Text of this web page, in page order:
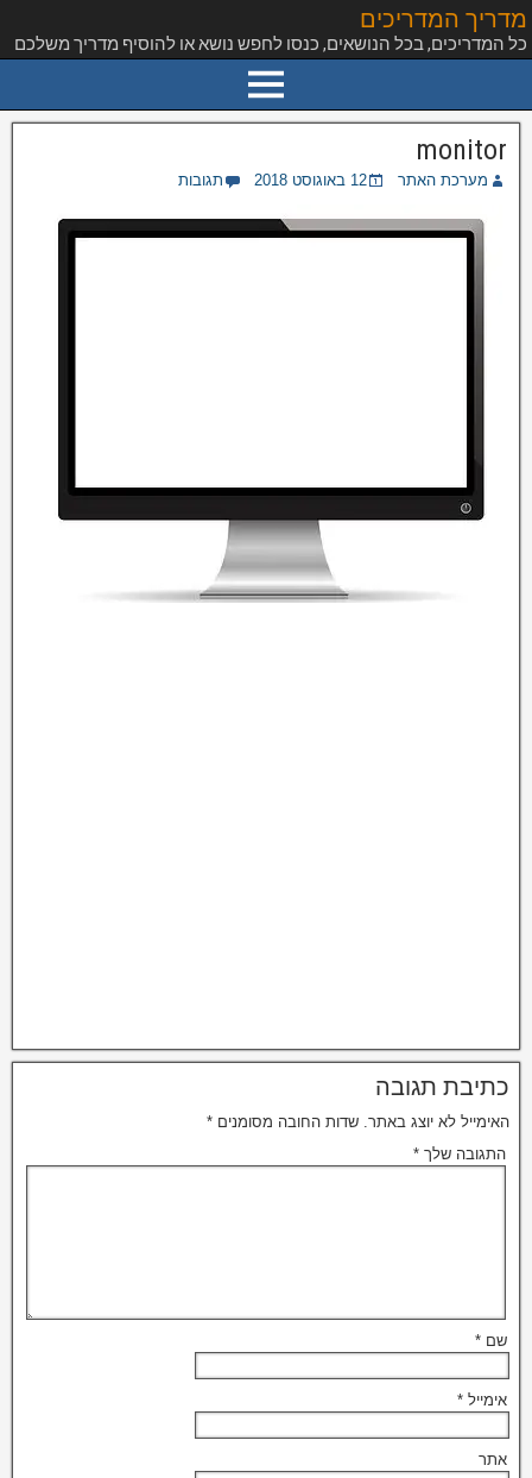
מדריך המדריכים
כל המדריכים, בכל הנושאים, כנסו לחפש נושא או להוסיף מדריך משלכם
monitor
מערכת האתר 12 באוגוסט 2018 תגובות
כתיבת תגובה
האימייל לא יוצג באתר. שדות החובה מסומנים *
התגובה שלך *
שם *
אימייל *
אתר